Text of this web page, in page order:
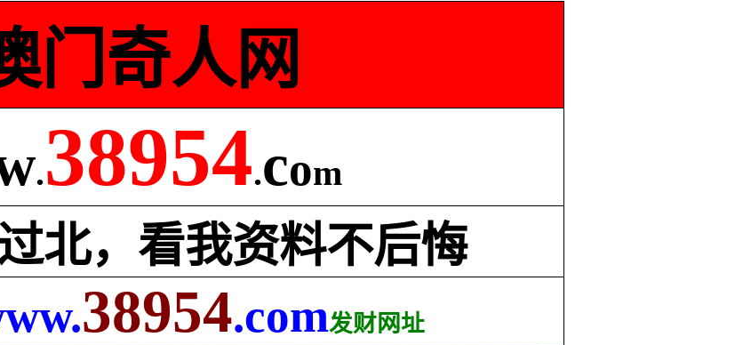
门奇人网
.38954.com
北，看我资料不后悔
38954.com发财网址